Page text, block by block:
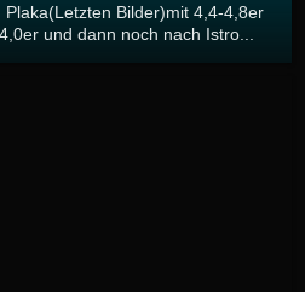
Bilder)mit 4,4-4,8er
und dann noch nach Istro...